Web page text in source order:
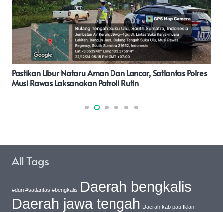
Kapolres Lhokseumawe Bersama Unsur Muspida Tinjau
Proses Penyortiran Surat Suara Di Gudang KIP
All Tags
#duri #satlantas #bengkalis Daerah bengkalis
Daerah jawa tengah Daerah kab pati Iklan